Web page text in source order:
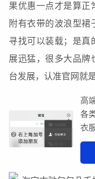
果优惠一点才是算正
附有衣带的波浪型裙
寻找可以装载；是真
展迅猛，很多大品牌
台发展，认准官网就是
高
各
衣